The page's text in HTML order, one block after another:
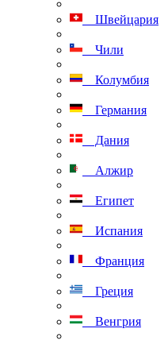
Швейцария
Чили
Колумбия
Германия
Дания
Алжир
Египет
Испания
Франция
Греция
Венгрия